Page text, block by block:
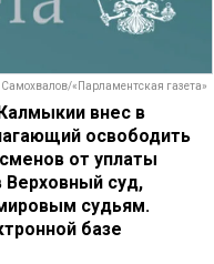
«Парламентская газета»
внес в
освободить
от уплаты
суд,
судьям.
базе